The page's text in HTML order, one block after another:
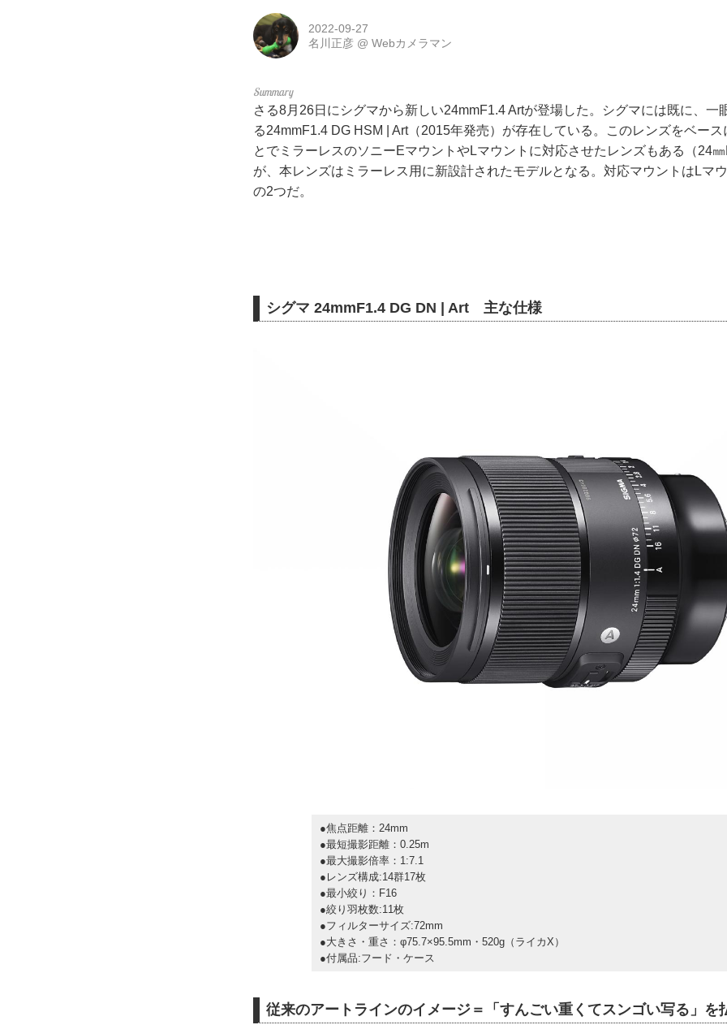
2022-09-27
名川正彦 @Webカメラマン
さる8月26日にシグマから新しい24mmF1.4 Artが登場した。シグマには既に、一
る24mmF1.4 DG HSM | Art（2015年発売）が存在している。このレンズをベー
とでミラーレスのソニーEマウントやLマウントに対応させたレンズもある（24
が、本レンズはミラーレス用に新設計されたモデルとなる。対応マウントはLマ
の2つだ。
シグマ 24mmF1.4 DG DN | Art 主な仕様
●焦点距離：24mm
●最短撮影距離：0.25m
●最大撮影倍率：1:7.1
●レンズ構成:14群17枚
●最小絞り：F16
●絞り羽枚数:11枚
●フィルターサイズ:72mm
●大きさ・重さ：φ75.7×95.5mm・520g（ライカX）
●付属品:フード・ケース
従来のアートラインのイメージ＝「すんごい重くてスンゴい写る」を